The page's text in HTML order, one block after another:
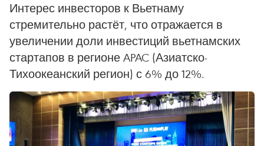
Интерес инвесторов к Вьетнаму
стремительно растёт, что отражается в
увеличении доли инвестиций вьетнамских
стартапов в регионе APAC (Азиатско-
Тихоокеанский регион) с 6% до 12%.